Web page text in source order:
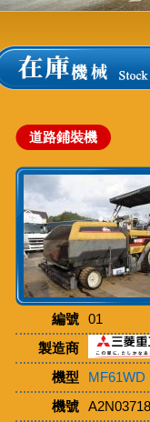
道路鋪裝機
編號
01
製造商
機型
MF61WD
機號
A2N03718